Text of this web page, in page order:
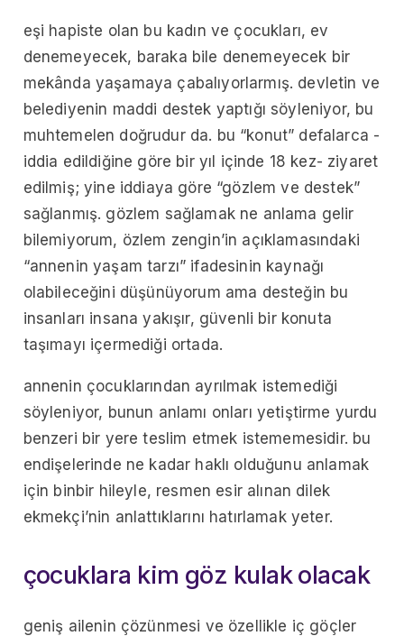
eşi hapiste olan bu kadın ve çocukları, ev
denemeyecek, baraka bile denemeyecek bir
mekânda yaşamaya çabalıyorlarmış. devletin ve
belediyenin maddi destek yaptığı söyleniyor, bu
muhtemelen doğrudur da. bu “konut” defalarca -
iddia edildiğine göre bir yıl içinde 18 kez- ziyaret
edilmiş; yine iddiaya göre “gözlem ve destek”
sağlanmış. gözlem sağlamak ne anlama gelir
bilemiyorum, özlem zengin’in açıklamasındaki
“annenin yaşam tarzı” ifadesinin kaynağı
olabileceğini düşünüyorum ama desteğin bu
insanları insana yakışır, güvenli bir konuta
taşımayı içermediği ortada.
annenin çocuklarından ayrılmak istemediği
söyleniyor, bunun anlamı onları yetiştirme yurdu
benzeri bir yere teslim etmek istememesidir. bu
endişelerinde ne kadar haklı olduğunu anlamak
için binbir hileyle, resmen esir alınan dilek
ekmekçi’nin anlattıklarını hatırlamak yeter.
çocuklara kim göz kulak olacak
geniş ailenin çözünmesi ve özellikle iç göçler